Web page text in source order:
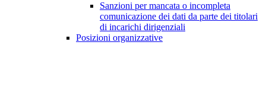
Sanzioni per mancata o incompleta
comunicazione dei dati da parte dei titolari
di incarichi dirigenziali
Posizioni organizzative